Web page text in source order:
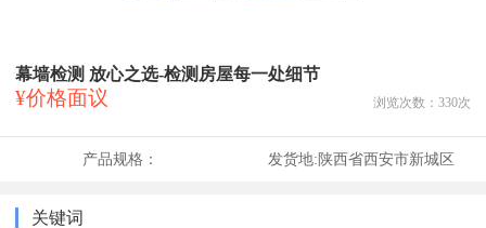
幕墙检测 放心之选-检测房屋每一处细节
¥价格面议 浏览次数： 330次
产品规格： 发货地:陕西省西安市新城区
关键词